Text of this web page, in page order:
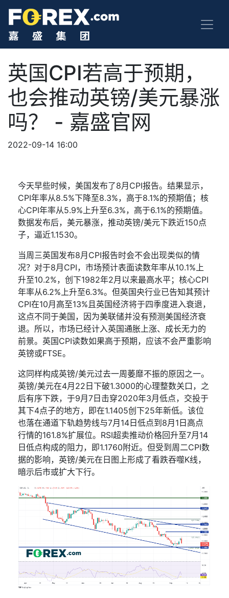
英国CPI若高于预期，
也会推动英镑/美元暴涨
吗？ - 嘉盛官网
2022-09-14 16:00
今天早些时候，美国发布了8月 CPI报告。结果显示，
CPI年率从8.5%下降至8.3%，高于8.1%的预期值；核
心CPI年率从5.9%上升至6.3%，高于6.1%的预期值。
数据发布后，美元暴涨，推动英镑/美元下跌近150点
子，逼近1.1530。
当周三英国发布8月 CPI报告时会不会出现类似的情
况？对于8月 CPI，市场预计表面读数年率从10.1%上
升至10.2%，创下1982年2月以来最高水平；核心CPI
年率从6.2%上升至6.3%。但英国央行业已告知其预计
CPI在10月高至13%且英国经济将于四季度进入衰退，
这点不同于美国，因为美联储并没有预测美国经济衰
退。所以，市场已经计入英国通胀上涨、成长无力的
前景。英国CPI读数如果高于预期，应该不会严重影响
英镑或FTSE。
这同样构成英镑/美元过去一周萎靡不振的原因之一。
英镑/美元在4月 22 日下破1.3000的心理整数关口，之
后有序下跌，于9月 7 日击穿2020年3月低点，交投于
其下4点子的地方，即在1.1405创下25年新低。该位
也落在通道下轨趋势线与7月 14 日低点到 8月 1 日高点
行情的161.8%扩展位。 RSI超卖推动价格回升至7月 14
日低点构成的阻力，即1.1760附近。但受到周二CPI数
据的影响，英镑/美元在日图上形成了看跌吞噬K线，
暗示后市或扩大下行。